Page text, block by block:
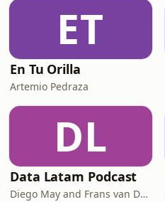
ET
En Tu Orilla
Artemio Pedraza
DL
Data Latam Podcast
Diego May and Frans van Dunné